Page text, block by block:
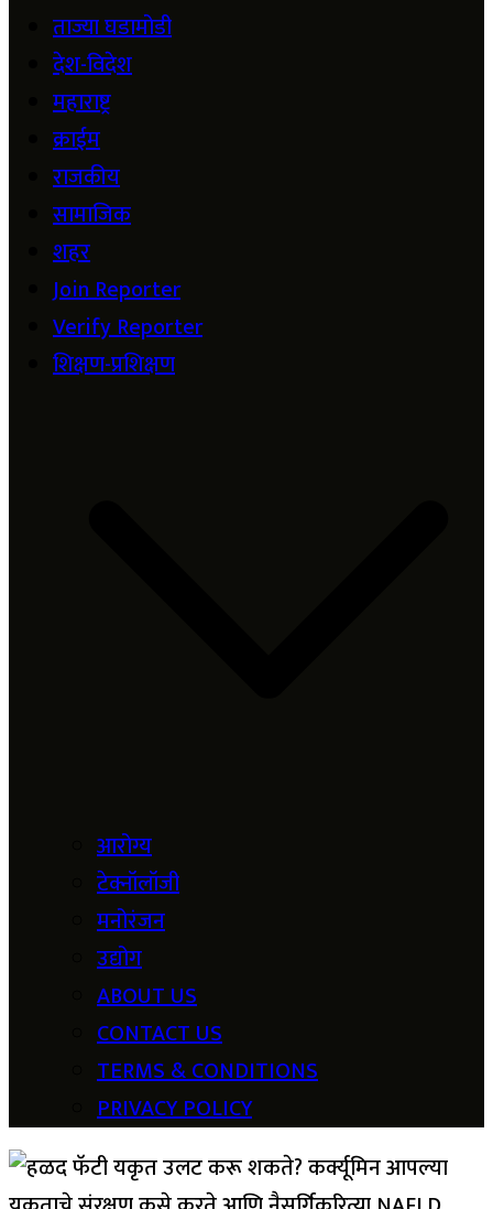
ताज्या घडामोडी
देश-विदेश
महाराष्ट्र
क्राईम
राजकीय
सामाजिक
शहर
Join Reporter
Verify Reporter
शिक्षण-प्रशिक्षण
आरोग्य
टेक्नॉलॉजी
मनोरंजन
उद्योग
ABOUT US
CONTACT US
TERMS & CONDITIONS
PRIVACY POLICY